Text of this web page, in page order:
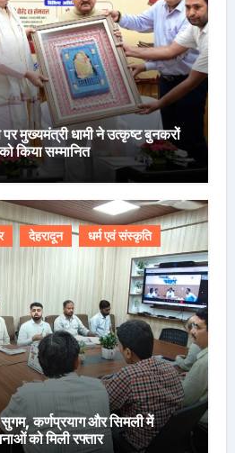
मुख्यमंत्री धामी ने उत्कृष्ट बुनकरों
किया सम्मानित
देहरादून धर्म एवं संस्कृति
सुगम, कर्णप्रयाग और सिमली में
को मिली रफ्तार